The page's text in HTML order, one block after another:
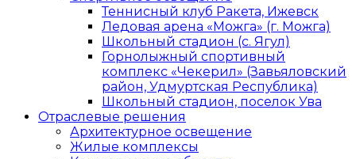
Теннисный клуб Ракета, Ижевск
Ледовая арена «Можга» (г. Можга)
Школьный стадион (с. Ягул)
Горнолыжный спортивный
комплекс «Чекерил» (Завьяловский
район, Удмуртская Республика)
Школьный стадион, поселок Ува
Отраслевые решения
Архитектурное освещение
Жилые комплексы